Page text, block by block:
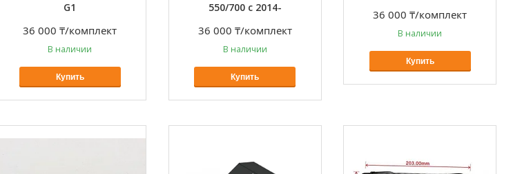
G1
36 000 ₸/комплект
В наличии
Купить
550/700 с 2014-
36 000 ₸/комплект
В наличии
Купить
36 000 ₸/комплект
В наличии
Купить